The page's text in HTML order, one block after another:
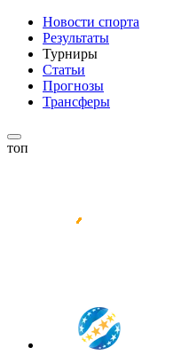
Новости спорта
Результаты
Турниры
Статьи
Прогнозы
Трансферы
топ